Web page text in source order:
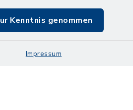
Kenntnis genommen
Impressum